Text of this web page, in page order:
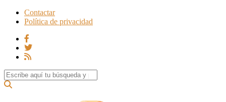
Contactar
Política de privacidad
Search for: